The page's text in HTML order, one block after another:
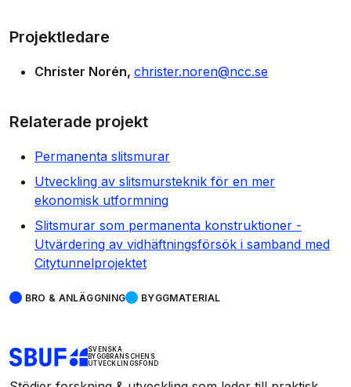
Projektledare
Christer Norén christer.noren@ncc.se
Relaterade projekt
Permanenta slitsmurar
Utveckling av slitsmursteknik för en mer
ekonomisk utformning
Slitsmurar som permanenta konstruktioner -
Utvärdering av vidhäftningsförsök i samband med
Citytunnelprojektet
BRO & ANLÄGGNING BYGGMATERIAL
SVENSKA
BYGGBRANSCHENS
UTVECKLINGSFOND